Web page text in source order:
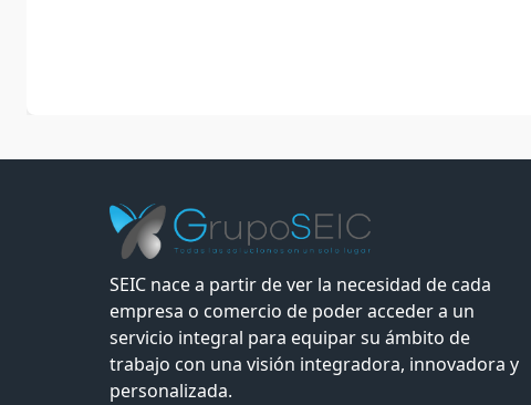
SEIC nace a partir de ver la necesidad de cada
empresa o comercio de poder acceder a un
servicio integral para equipar su ámbito de
trabajo con una visión integradora, innovadora y
personalizada.